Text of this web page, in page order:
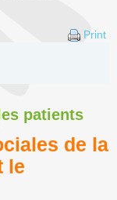
Print
patients
de la
le